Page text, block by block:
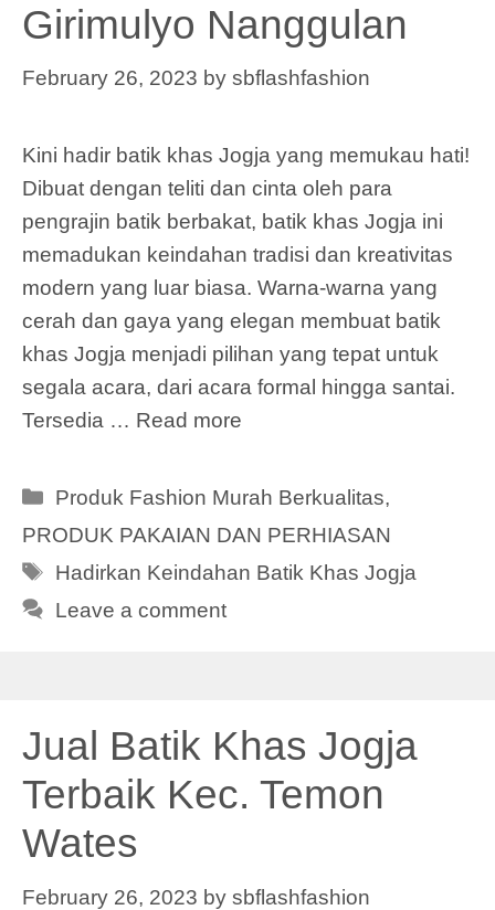
Girimulyo Nanggulan
February 26, 2023 by sbflashfashion
Kini hadir batik khas Jogja yang memukau hati!
Dibuat dengan teliti dan cinta oleh para
pengrajin batik berbakat, batik khas Jogja ini
memadukan keindahan tradisi dan kreativitas
modern yang luar biasa. Warna-warna yang
cerah dan gaya yang elegan membuat batik
khas Jogja menjadi pilihan yang tepat untuk
segala acara, dari acara formal hingga santai.
Tersedia … Read more
Categories
Produk Fashion Murah Berkualitas,
PRODUK PAKAIAN DAN PERHIASAN
Tags
Hadirkan Keindahan Batik Khas Jogja
Leave a comment
Jual Batik Khas Jogja
Terbaik Kec. Temon
Wates
February 26, 2023 by sbflashfashion